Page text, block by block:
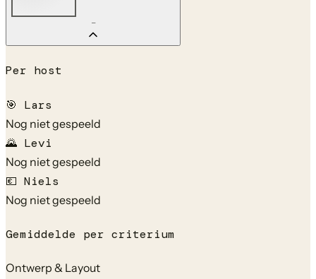
—
Per host
🎯 Lars
Nog niet gespeeld
🌄 Levi
Nog niet gespeeld
💶 Niels
Nog niet gespeeld
Gemiddelde per criterium
Ontwerp & Layout